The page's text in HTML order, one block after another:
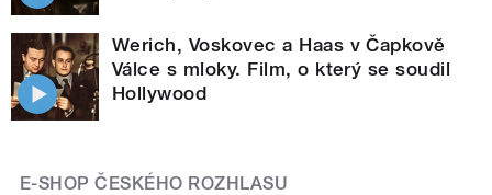
Werich, Voskovec a Haas v Čapkově
Válce s mloky. Film, o který se soudil
Hollywood
E-SHOP ČESKÉHO ROZHLASU